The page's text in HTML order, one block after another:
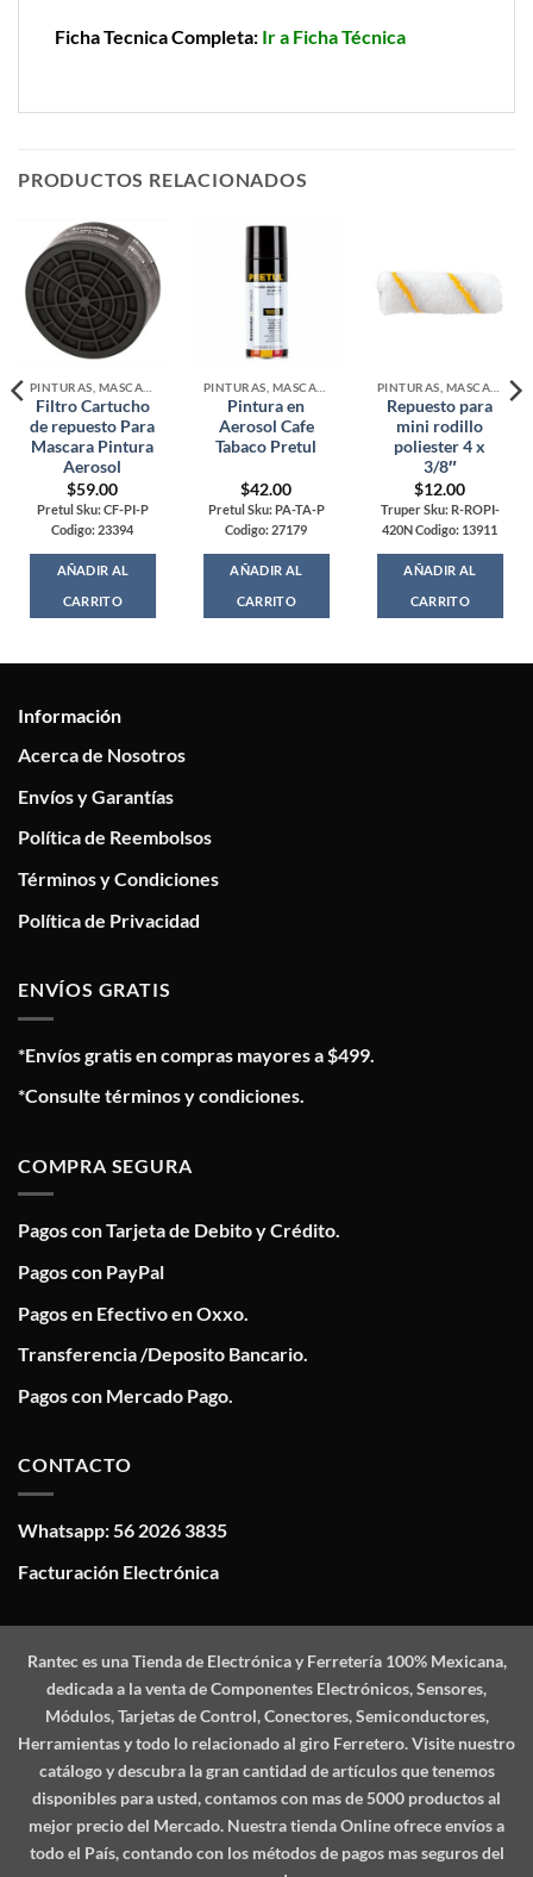
Ficha Tecnica Completa: Ir a Ficha Técnica
PRODUCTOS RELACIONADOS
Filtro Cartucho
de repuesto Para
Mascara Pintura
Aerosol
$59.00
Pretul Sku: CF-PI-P
Codigo: 23394
AÑADIR AL
CARRITO
Pintura en
Aerosol Cafe
Tabaco Pretul
$42.00
Pretul Sku: PA-TA-P
Codigo: 27179
AÑADIR AL
CARRITO
Repuesto para
mini rodillo
poliester 4 x
3/8″
$12.00
Truper Sku: R-ROPI-
420N Codigo: 13911
AÑADIR AL
CARRITO
Información
Acerca de Nosotros
Envíos y Garantías
Política de Reembolsos
Términos y Condiciones
Política de Privacidad
ENVÍOS GRATIS
*Envíos gratis en compras mayores a $499.
*Consulte términos y condiciones.
COMPRA SEGURA
Pagos con Tarjeta de Debito y Crédito.
Pagos con PayPal
Pagos en Efectivo en Oxxo.
Transferencia /Deposito Bancario.
Pagos con Mercado Pago.
CONTACTO
Whatsapp: 56 2026 3835
Facturación Electrónica
Ranteces una Tienda de Electrónica y Ferretería 100% Mexicana,
dedicada a la venta de Componentes Electrónicos, Sensores,
Módulos, Tarjetas de Control, Conectores, Semiconductores,
Herramientas y todo lo relacionado al giro Ferretero. Visite nuestro
catálogo y descubra la gran cantidad de artículos que tenemos
disponibles para usted, contamos con mas de 5000 productos al
mejor precio del Mercado. Nuestra tienda Online ofrece envíos a
todo el País, contando con los métodos de pagos mas seguros del